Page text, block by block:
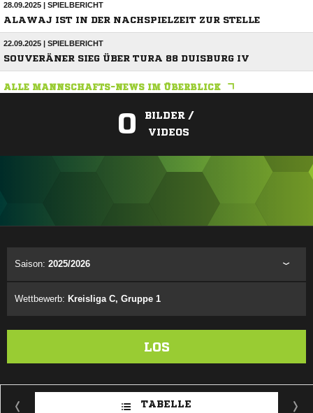
28.09.2025 | SPIELBERICHT
ALAWAJ IST IN DER NACHSPIELZEIT ZUR STELLE
22.09.2025 | SPIELBERICHT
SOUVERÄNER SIEG ÜBER TURA 88 DUISBURG IV
ALLE MANNSCHAFTS-NEWS IM ÜBERBLICK
0
BILDER /
VIDEOS
Saison: 2025/2026
Wettbewerb: Kreisliga C, Gruppe 1
LOS
TABELLE